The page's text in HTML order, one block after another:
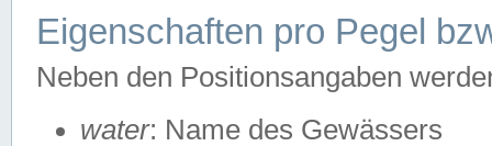
Eigenschaften pro Pegel
Neben den Positionsangaben
water: Name des Gewässers